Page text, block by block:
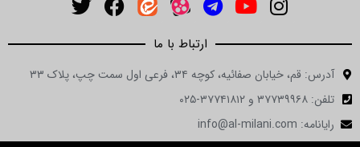
ارتباط با ما
صفائیه، کوچه ۳۴، فرعی اول سمت چپ، پلاک ۳۳